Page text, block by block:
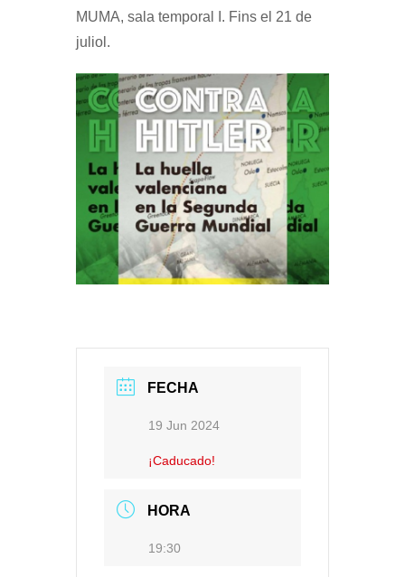
MUMA, sala temporal I. Fins el 21 de
juliol.
FECHA
19 Jun 2024
¡Caducado!
HORA
19:30